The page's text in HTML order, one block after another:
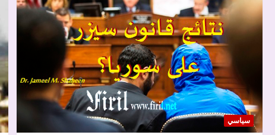
سياسي